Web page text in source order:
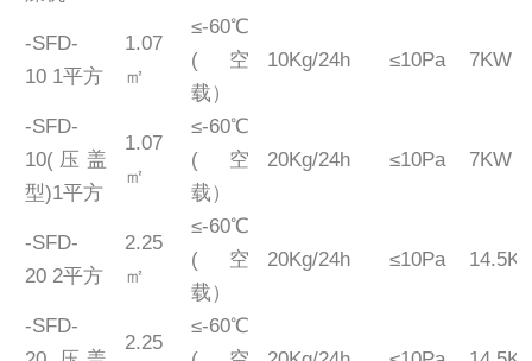
-SFD-
10 1平方
1.07
㎡
≤-60℃
(空
载）
10Kg/24h ≤10Pa 7KW
-SFD-
10(压盖
型)1平方
1.07
㎡
≤-60℃
(空
载）
20Kg/24h ≤10Pa 7KW
-SFD-
20 2平方
2.25
㎡
≤-60℃
(空
载）
20Kg/24h ≤10Pa
-SFD-
2.25
≤-60℃